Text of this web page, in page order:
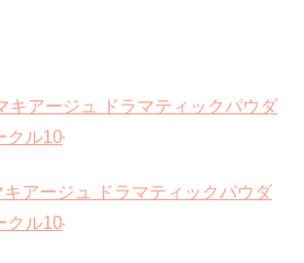
キアージュ ドラマティックパウダ
クル10
キアージュ ドラマティックパウダ
クル10